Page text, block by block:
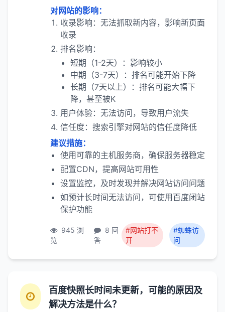
对网站的影响：
收录影响：无法抓取新内容，影响新页面
收录
排名影响：
短期（1-2天）：影响较小
中期（3-7天）：排名可能开始下降
长期（7天以上）：排名可能大幅下
降，甚至被K
用户体验：无法访问，导致用户流失
信任度：搜索引擎对网站的信任度降低
建议措施：
使用可靠的主机服务商，确保服务器稳定
配置CDN，提高网站可用性
设置监控，及时发现并解决网站访问问题
如预计长时间无法访问，可使用百度闭站
保护功能
945 浏
览
8 回
答
#网站打不
开
#蜘蛛访
问
百度快照长时间未更新，可能的原因及
解决方法是什么？